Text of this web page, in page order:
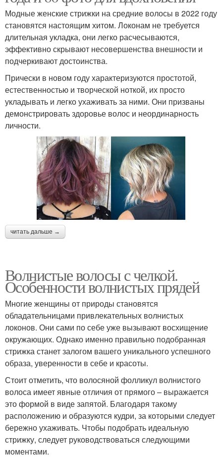
Модные женские стрижки на средние волосы в 2022 году
становятся настоящим хитом. Локонам не требуется
длительная укладка, они легко расчесываются,
эффективно скрывают несовершенства внешности и
подчеркивают достоинства.
Прически в новом году характеризуются простотой,
естественностью и творческой ноткой, их просто
укладывать и легко ухаживать за ними. Они призваны
демонстрировать здоровье волос и неординарность
личности.
читать дальше →
Волнистые волосы с челкой.
Особенности волнистых прядей
Многие женщины от природы становятся
обладательницами привлекательных волнистых
локонов. Они сами по себе уже вызывают восхищение
окружающих. Однако именно правильно подобранная
стрижка станет залогом вашего уникального успешного
образа, уверенности в себе и красоты.
Стоит отметить, что волосяной фолликул волнистого
волоса имеет явные отличия от прямого – выражается
это формой в виде запятой. Благодаря такому
расположению и образуются кудри, за которыми следует
бережно ухаживать. Чтобы подобрать идеальную
стрижку, следует руководствоваться следующими
моментами.